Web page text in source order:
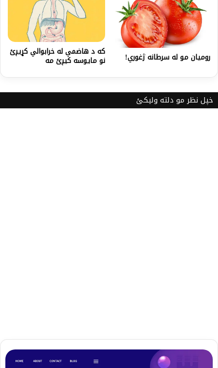
رومیان مو له سرطانه ژغوري! که د هاضمې له خرابوالي کړیږئ
نو مایوسه کیږئ مه
خپل نظر مو دلته ولیکئ